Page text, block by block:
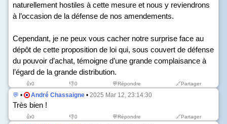
naturellement hostiles à cette mesure et nous y reviendrons
à l’occasion de la défense de nos amendements.
Cependant, je ne peux vous cacher notre surprise face au
dépôt de cette proposition de loi qui, sous couvert de défense
du pouvoir d’achat, témoigne d’une grande complaisance à
l’égard de la grande distribution.
👍0 👎0 💬Répondre 🔗Partager
💬 • André Chassaigne • 2025 Mar 12, 23:14:30
Très bien !
👍0 👎0 💬Répondre 🔗Partager